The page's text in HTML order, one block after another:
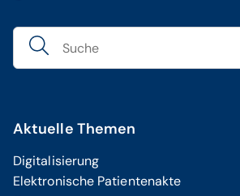
Aktuelle Themen
Digitalisierung
Elektronische Patientenakte